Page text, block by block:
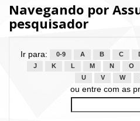
Navegando por
pesquisador
Ir para: 0-9 A B C
J
K L M N O
U
V W
ou entre com as